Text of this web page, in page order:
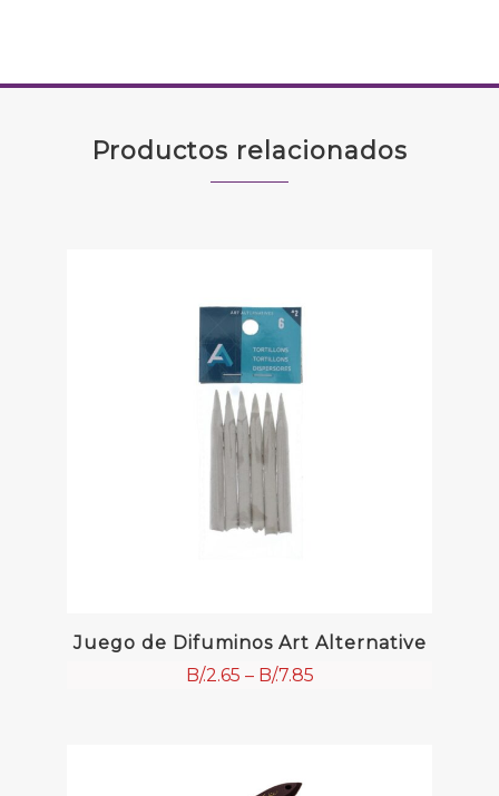
Productos relacionados
Juego de Difuminos Art Alternative
B/.2.65 – B/.7.85